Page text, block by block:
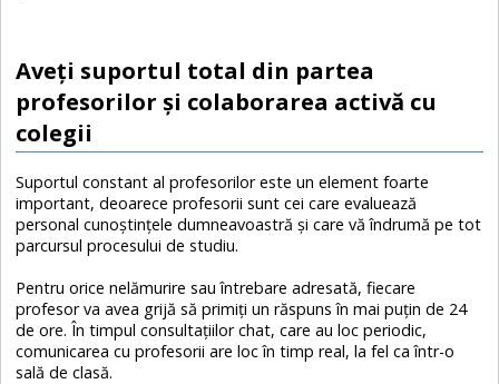
Aveţi suportul total din partea
profesorilor şi colaborarea activă cu
colegii
Suportul constant al profesorilor este un element foarte
important, deoarece profesorii sunt cei care evaluează
personal cunoştinţele dumneavoastră şi care vă îndrumă pe tot
parcursul procesului de studiu.
Pentru orice nelămurire sau întrebare adresată,fiecare
profesor va avea grijă să primiţi un răspuns în mai puţin de 24
de ore. În timpul consultaţiilor chat, care au loc periodic,
comunicarea cu profesorii are loc în timp real, la fel ca într-o
sală de clasă.